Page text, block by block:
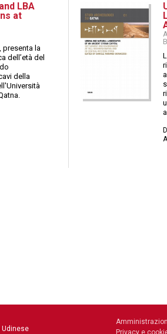
LBA
at
presenta la
dell’età del
della
Udinese
Privacy e